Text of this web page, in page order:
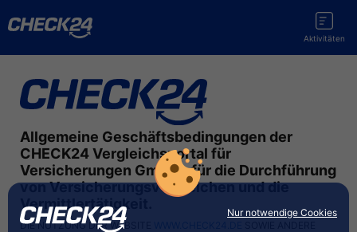
Nur notwendige Cookies
Aktivitäten
Allgemeine Geschäftsbedingungen der
CHECK24 Vergleichsportal für
Versicherungen GmbH – für die Durchführung
von Versicherungsvergleichen und die
Vermittlertätigkeit.
DIE NUTZUNG DER WEBSITE